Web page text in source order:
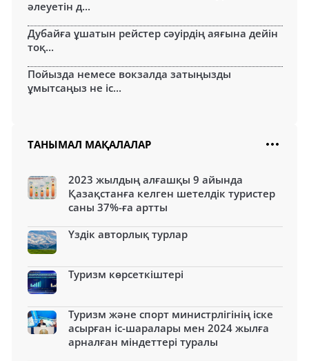
әлеуетін д...
Дубайға ұшатын рейстер сәуірдің аяғына дейін
тоқ...
Пойызда немесе вокзалда затыңызды
ұмытсаңыз не іс...
ТАНЫМАЛ МАҚАЛАЛАР
2023 жылдың алғашқы 9 айында
Қазақстанға келген шетелдік туристер
саны 37%-ға артты
Үздік авторлық турлар
Туризм көрсеткіштері
Туризм және спорт министрлігінің іске
асырған іс-шаралары мен 2024 жылға
арналған міндеттері туралы